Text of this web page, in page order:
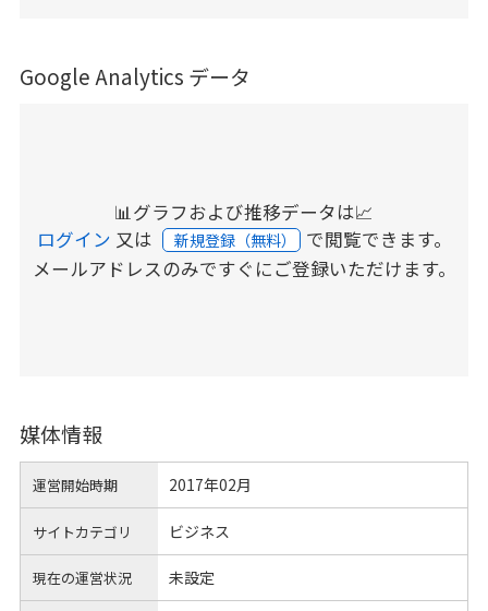
Google Analytics データ
📊グラフおよび推移データは📈
ログイン 又は 新規登録（無料） で閲覧できます。
メールアドレスのみですぐにご登録いただけます。
媒体情報
運営開始時期 2017年02月
サイトカテゴリ ビジネス
現在の運営状況 未設定